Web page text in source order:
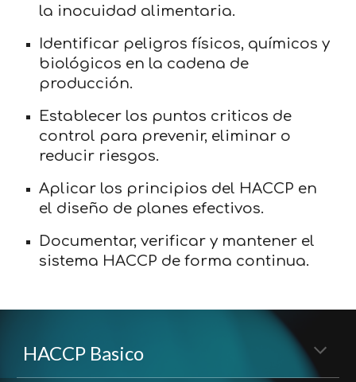
la inocuidad alimentaria.
Identificar peligros físicos, químicos y
biológicos en la cadena de
producción.
Establecer los puntos criticos de
control para prevenir, eliminar o
reducir riesgos.
Aplicar los principios del HACCP en
el diseño de planes efectivos.
Documentar, verificar y mantener el
sistema HACCP de forma continua.
HACCP Basico